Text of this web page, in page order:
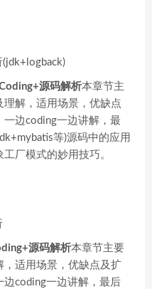
源码解析本章节主
解，适用场景，优缺点
边coding一边讲解，最
等)源码中的应用
厂模式的妙用技巧。
源码解析本章节主要
适用场景，优缺点及扩
边coding一边讲解，最后